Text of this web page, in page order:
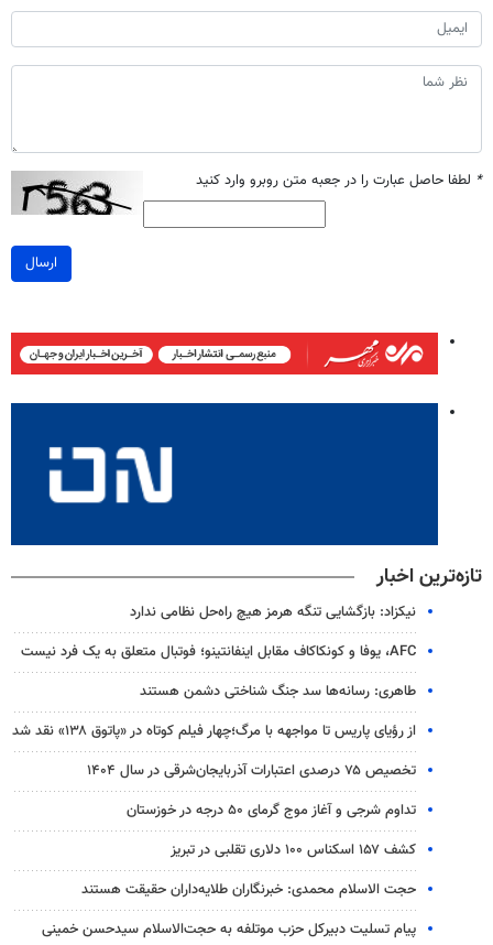
* لطفا حاصل عبارت را در جعبه متن روبرو وارد کنید
ارسال
تازه‌ترین اخبار
نیکزاد: بازگشایی تنگه هرمز هیچ راه‌حل نظامی ندارد
AFC، یوفا و کونکاکاف مقابل اینفانتینو؛ فوتبال متعلق به یک فرد نیست
طاهری: رسانه‌ها سد جنگ شناختی دشمن هستند
از رؤیای پاریس تا مواجهه با مرگ؛چهار فیلم کوتاه در «پاتوق ۱۳۸» نقد شد
تخصیص ۷۵ درصدی اعتبارات آذربایجان‌شرقی در سال ۱۴۰۴
تداوم شرجی و آغاز موج گرمای ۵۰ درجه در خوزستان
کشف ۱۵۷ اسکناس ۱۰۰ دلاری تقلبی در تبریز
حجت الاسلام محمدی: خبرنگاران طلایه‌داران حقیقت هستند
پیام تسلیت دبیرکل حزب موتلفه به حجت‌الاسلام سیدحسن خمینی